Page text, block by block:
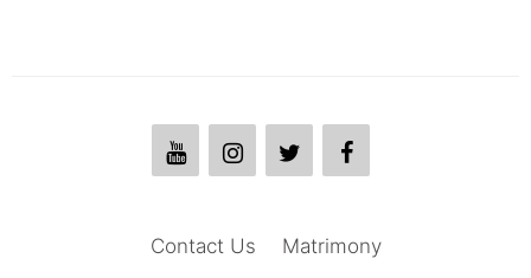
Matrimony
Contact Us